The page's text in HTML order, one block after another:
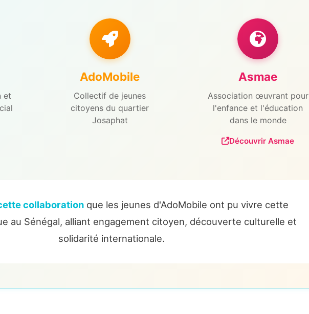
et
AdoMobile
Collectif de jeunes
citoyens du quartier
Josaphat
Asmae
Association œuvrant pour
l'enfance et l'éducation
dans le monde
Découvrir Asmae
collaborationque les jeunes d'AdoMobile ont pu vivre cette
au Sénégal, alliant engagement citoyen, découverte culturelle et
solidarité internationale.